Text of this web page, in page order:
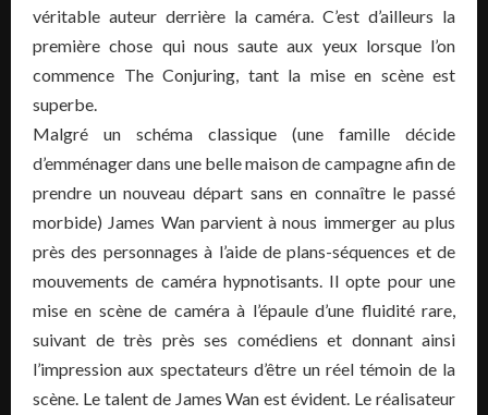
véritable auteur derrière la caméra. C’est d’ailleurs la
première chose qui nous saute aux yeux lorsque l’on
commence The Conjuring, tant la mise en scène est
superbe.
Malgré un schéma classique (une famille décide
d’emménager dans une belle maison de campagne afin de
prendre un nouveau départ sans en connaître le passé
morbide) James Wan parvient à nous immerger au plus
près des personnages à l’aide de plans-séquences et de
mouvements de caméra hypnotisants. Il opte pour une
mise en scène de caméra à l’épaule d’une fluidité rare,
suivant de très près ses comédiens et donnant ainsi
l’impression aux spectateurs d’être un réel témoin de la
scène. Le talent de James Wan est évident. Le réalisateur